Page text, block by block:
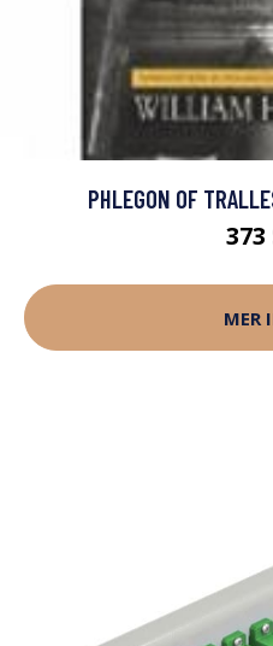
PHLEGON OF
373
MER